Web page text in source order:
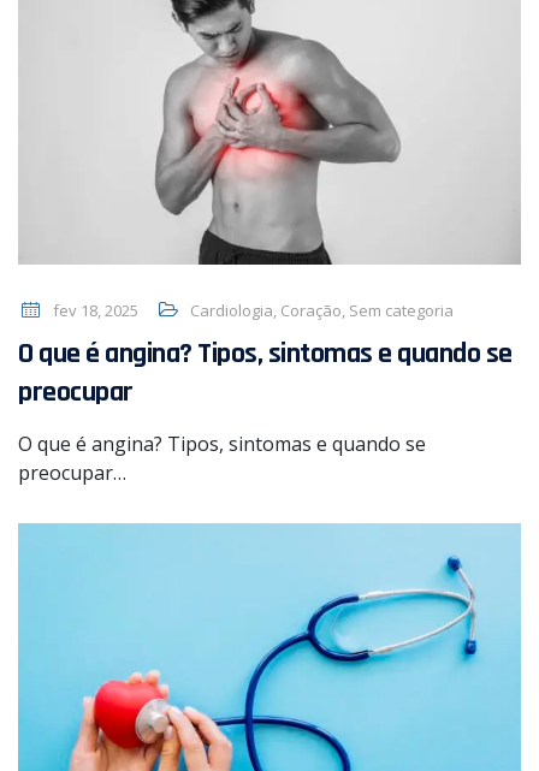
fev 18, 2025 Cardiologia, Coração, Sem categoria
O que é angina? Tipos, sintomas e quando se
preocupar
O que é angina? Tipos, sintomas e quando se
preocupar…